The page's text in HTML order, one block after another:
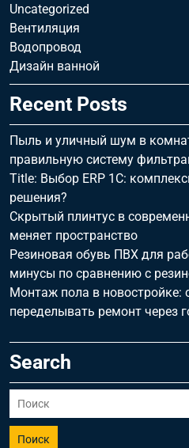
Uncategorized
Вентиляция
Водопровод
Дизайн ванной
Recent Posts
Пыль и уличный шум в
правильную систему
Title: Выбор ERP 1С:
решения?
Скрытый плинтус в
меняет пространство
Резиновая обувь ПВХ для
минусы по сравнению с
Монтаж пола в новостройке:
переделывать ремонт через
Search
Поиск